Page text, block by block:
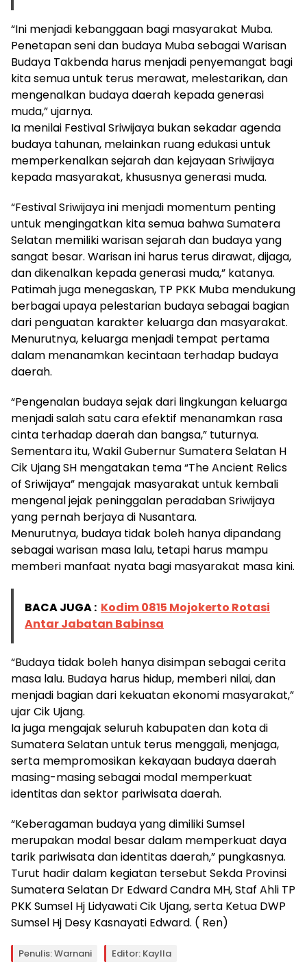
“Ini menjadi kebanggaan bagi masyarakat Muba.
Penetapan seni dan budaya Muba sebagai Warisan
Budaya Takbenda harus menjadi penyemangat bagi
kita semua untuk terus merawat, melestarikan, dan
mengenalkan budaya daerah kepada generasi
muda,” ujarnya.
Ia menilai Festival Sriwijaya bukan sekadar agenda
budaya tahunan, melainkan ruang edukasi untuk
memperkenalkan sejarah dan kejayaan Sriwijaya
kepada masyarakat, khususnya generasi muda.
“Festival Sriwijaya ini menjadi momentum penting
untuk mengingatkan kita semua bahwa Sumatera
Selatan memiliki warisan sejarah dan budaya yang
sangat besar. Warisan ini harus terus dirawat, dijaga,
dan dikenalkan kepada generasi muda,” katanya.
Patimah juga menegaskan, TP PKK Muba mendukung
berbagai upaya pelestarian budaya sebagai bagian
dari penguatan karakter keluarga dan masyarakat.
Menurutnya, keluarga menjadi tempat pertama
dalam menanamkan kecintaan terhadap budaya
daerah.
“Pengenalan budaya sejak dari lingkungan keluarga
menjadi salah satu cara efektif menanamkan rasa
cinta terhadap daerah dan bangsa,” tuturnya.
Sementara itu, Wakil Gubernur Sumatera Selatan H
Cik Ujang SH mengatakan tema “The Ancient Relics
of Sriwijaya” mengajak masyarakat untuk kembali
mengenal jejak peninggalan peradaban Sriwijaya
yang pernah berjaya di Nusantara.
Menurutnya, budaya tidak boleh hanya dipandang
sebagai warisan masa lalu, tetapi harus mampu
memberi manfaat nyata bagi masyarakat masa kini.
BACA JUGA : Kodim 0815 Mojokerto Rotasi
Antar Jabatan Babinsa
“Budaya tidak boleh hanya disimpan sebagai cerita
masa lalu. Budaya harus hidup, memberi nilai, dan
menjadi bagian dari kekuatan ekonomi masyarakat,”
ujar Cik Ujang.
Ia juga mengajak seluruh kabupaten dan kota di
Sumatera Selatan untuk terus menggali, menjaga,
serta mempromosikan kekayaan budaya daerah
masing-masing sebagai modal memperkuat
identitas dan sektor pariwisata daerah.
“Keberagaman budaya yang dimiliki Sumsel
merupakan modal besar dalam memperkuat daya
tarik pariwisata dan identitas daerah,” pungkasnya.
Turut hadir dalam kegiatan tersebut Sekda Provinsi
Sumatera Selatan Dr Edward Candra MH, Staf Ahli TP
PKK Sumsel Hj Lidyawati Cik Ujang, serta Ketua DWP
Sumsel Hj Desy Kasnayati Edward. ( Ren)
Penulis: Warnani Editor: Kaylla